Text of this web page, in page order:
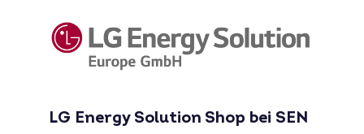
LG Energy Solution Shop bei SEN